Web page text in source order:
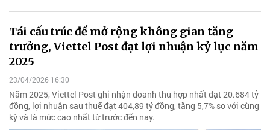
Tái cấu trúc để mở rộng không gian tăng
trưởng, Viettel Post đạt lợi nhuận kỷ lục năm
2025
23/04/2026 16:30
Năm 2025, Viettel Post ghi nhận doanh thu hợp nhất đạt 20.684 tỷ
đồng, lợi nhuận sau thuế đạt 404,89 tỷ đồng, tăng 5,7% so với cùng
kỳ và là mức cao nhất từ trước đến nay.